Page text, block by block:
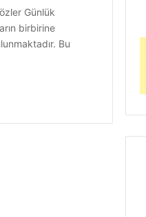
Günlük
birbirine
Bu